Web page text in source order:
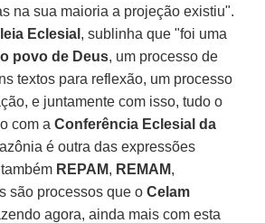
na sua maioria a projeção existiu".
Eclesial , sublinha que "foi uma
povo de Deus, um processo de
textos para reflexão, um processo
e juntamente com isso, tudo o
com aConferência Eclesial da
é outra das expressões
REPAM, REMAM,
são processos que oCelam
agora, ainda mais com esta